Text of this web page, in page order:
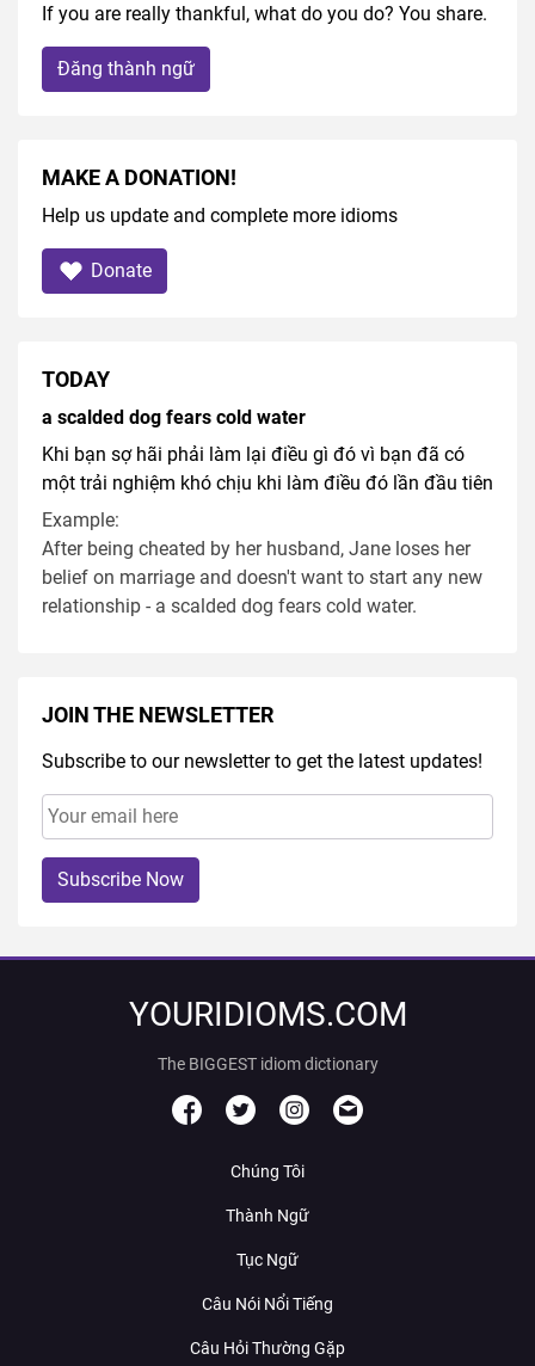
If you are really thankful, what do you do? You share.
Đăng thành ngữ
MAKE A DONATION!
Help us update and complete more idioms
Donate
TODAY
a scalded dog fears cold water
Khi bạn sợ hãi phải làm lại điều gì đó vì bạn đã có
một trải nghiệm khó chịu khi làm điều đó lần đầu tiên
Example:
After being cheated by her husband, Jane loses her
belief on marriage and doesn't want to start any new
relationship - a scalded dog fears cold water.
JOIN THE NEWSLETTER
Subscribe to our newsletter to get the latest updates!
Subscribe Now
YOURIDIOMS.COM
The BIGGEST idiom dictionary
Chúng Tôi
Thành Ngữ
Tục Ngữ
Câu Nói Nổi Tiếng
Câu Hỏi Thường Gặp